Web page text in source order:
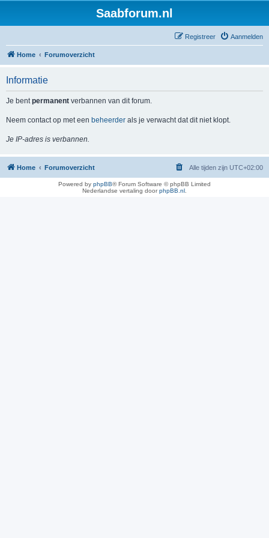
Saabforum.nl
Aanmelden
Registreer
Home Forumoverzicht
Informatie
Je bentpermanent verbannen van dit forum.
Neem contact op met een beheerder als je verwacht dat dit niet klopt.
Je IP-adres is verbannen.
Home Forumoverzicht Alle tijden zijn UTC+02:00
Powered by phpBB® Forum Software © phpBB Limited
Nederlandse vertaling doorphpBB.nl